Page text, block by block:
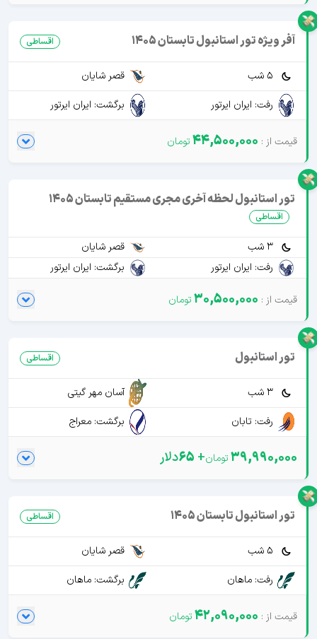
آفر ویژه تور استانبول تابستان 1405 اقساطی
5 شب
قصر شایان
رفت: ایران ایرتور
برگشت: ایران ایرتور
44,500,000
تور استانبول لحظه آخری مجری مستقیم تابستان 1405
اقساطی
3 شب
قصر شایان
رفت: ایران ایرتور
برگشت: ایران ایرتور
30,500,000
تور استانبول اقساطی
3 شب
آسان مهر گیتی
رفت: تابان
برگشت: معراج
39,990,000
+
65دلار
تور استانبول تابستان 1405 اقساطی
5 شب
قصر شایان
رفت: ماهان
برگشت: ماهان
42,090,000